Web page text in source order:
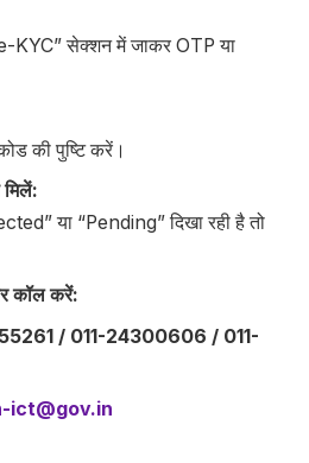
KYC” सेक्शन में जाकर OTP या
की पुष्टि करें।
मिलें:
या “Pending” दिखा रही है तो
कॉल करें:
/ 011-24300606 / 011-
ict@gov.in